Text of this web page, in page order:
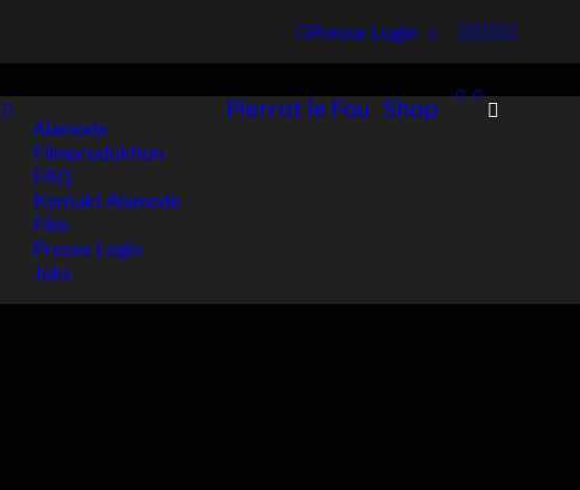
Presse Login
Alamode
Filmproduktion
FAQ
Kontakt Alamode
Film
Presse Login
Jobs
Pierrot le Fou Shop